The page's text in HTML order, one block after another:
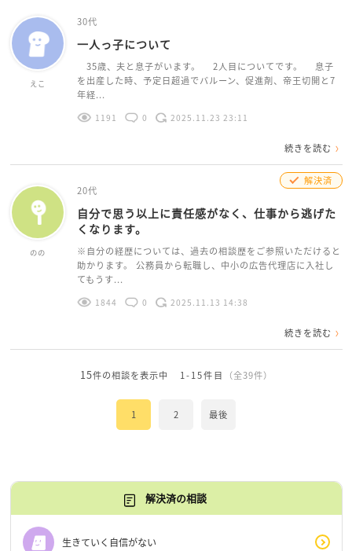
えこ
30代
一人っ子について
35歳、夫と息子がいます。 2人目についてです。 息子
を出産した時、予定日超過でバルーン、促進剤、帝王切開と7
年経...
1191 0 2025.11.23 23:11
続きを読む
のの
解決済
20代
自分で思う以上に責任感がなく、仕事から逃げた
くなります。
※自分の経歴については、過去の相談歴をご参照いただけると
助かります。 公務員から転職し、中小の広告代理店に入社し
てもうす...
1844 0 2025.11.13 14:38
続きを読む
15件の相談を表示中 1-15件目 （全39件）
1 2 最後
解決済の相談
生きていく自信がない